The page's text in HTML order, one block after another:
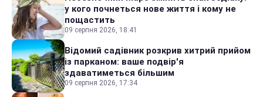
у кого почнеться нове життя і кому не
пощастить
09 серпня 2026, 18:41
Відомий садівник розкрив хитрий прийом
із парканом: ваше подвір'я
здаватиметься більшим
09 серпня 2026, 17:34